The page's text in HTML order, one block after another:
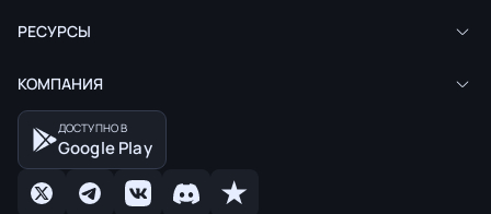
РЕСУРСЫ
КОМПАНИЯ
ДОСТУПНО В
Google Play